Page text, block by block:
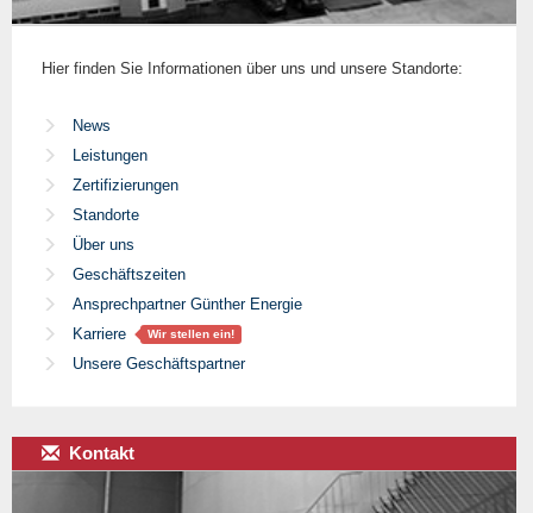
Hier finden Sie Informationen über uns und unsere Standorte:
News
Leistungen
Zertifizierungen
Standorte
Über uns
Geschäftszeiten
Ansprechpartner Günther Energie
Karriere
Wir stellen ein!
Unsere Geschäftspartner
Kontakt